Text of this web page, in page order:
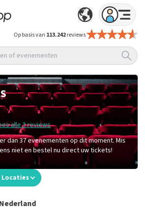
Op basis van 113.242reviews
of evenementen
alle 3 reviews
dan 37 evenementen op dit moment. Mis
niet en bestel nu direct uw tickets!
Locaties
Nederland